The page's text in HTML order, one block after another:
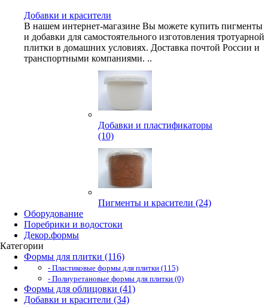
Добавки и красители
В нашем интернет-магазине Вы можете купить пигменты
и добавки для самостоятельного изготовления тротуарной
плитки в домашних условиях. Доставка почтой России и
транспортными компаниями. ..
Добавки и пластификаторы
(10)
Пигменты и красители (24)
Оборудование
Поребрики и водостоки
Декор.формы
Категории
Формы для плитки (116)
- Пластиковые формы для плитки (115)
- Полиуретановые формы для плитки (0)
Формы для облицовки (41)
Добавки и красители (34)